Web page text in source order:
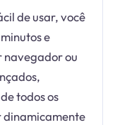
de usar, você
e
navegador ou
todos os
dinamicamente